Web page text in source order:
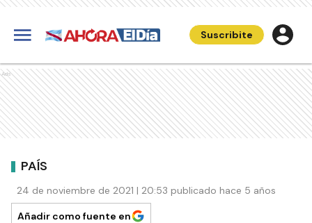
Suscribite
Ads
PAÍS
24 de noviembre de 2021 | 20:53 publicado hace 5 años
Añadir como fuente en